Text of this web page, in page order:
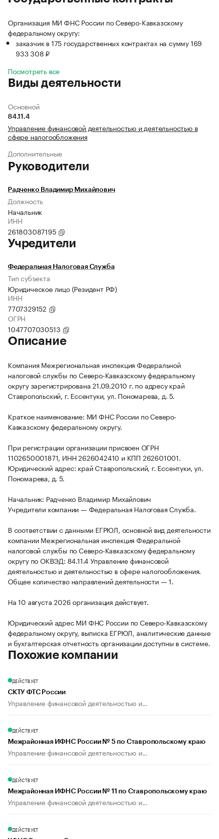
Организация МИ ФНС России по Северо-Кавказскому
федеральному округу:
заказчик в 175 государственных контрактах на сумму 169
933 308 ₽
Посмотреть все
Виды деятельности
Основной
84.11.4
Управление финансовой деятельностью и деятельностью в
сфере налогообложения
Дополнительные
Руководители
Радченко Владимир Михайлович
Должность
Начальник
ИНН
261803087195
Учредители
Федеральная Налоговая Служба
Тип субъекта
Юридическое лицо (Резидент РФ)
ИНН
7707329152
ОГРН
1047707030513
Описание
Компания Межрегиональная инспекция Федеральной
налоговой службы по Северо-Кавказскому федеральному
округу зарегистрирована 21.09.2010 г. по адресу край
Ставропольский, г. Ессентуки, ул. Пономарева, д. 5.
Краткое наименование: МИ ФНС России по Северо-
Кавказскому федеральному округу.
При регистрации организации присвоен ОГРН
1102650001871, ИНН 2626042410 и КПП 262601001.
Юридический адрес: край Ставропольский, г. Ессентуки, ул.
Пономарева, д. 5.
Начальник: Радченко Владимир Михайлович
Учредители компании — Федеральная Налоговая Служба.
В соответствии с данными ЕГРЮЛ, основной вид деятельности
компании Межрегиональная инспекция Федеральной
налоговой службы по Северо-Кавказскому федеральному
округу по ОКВЭД: 84.11.4 Управление финансовой
деятельностью и деятельностью в сфере налогообложения.
Общее количество направлений деятельности — 1.
На 10 августа 2026 организация действует.
Юридический адрес МИ ФНС России по Северо-Кавказскому
федеральному округу, выписка ЕГРЮЛ, аналитические данные
и бухгалтерская отчетность организации доступны в системе.
Похожие компании
ДЕЙСТВУЕТ
СКТУ ФТС России
Управление финансовой деятельностью и...
ДЕЙСТВУЕТ
Межрайонная ИФНС России № 5 по Ставропольскому краю
Управление финансовой деятельностью и...
ДЕЙСТВУЕТ
Межрайонная ИФНС России № 11 по Ставропольскому краю
Управление финансовой деятельностью и...
ДЕЙСТВУЕТ